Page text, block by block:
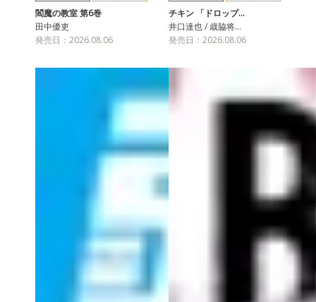
閻魔の教室 第6巻
田中優吏
発売日：2026.08.06
チキン 「ドロップ…
井口達也 / 歳脇将…
発売日：2026.08.06